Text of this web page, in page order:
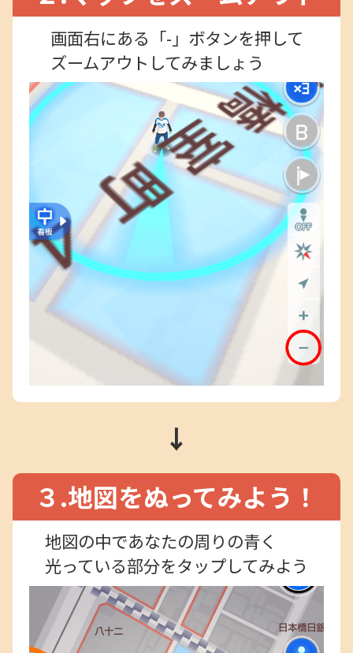
画面右にある「-」ボタンを押して
ズームアウトしてみましょう
↓
３.地図をぬってみよう！
地図の中であなたの周りの青く
光っている部分をタップしてみよう